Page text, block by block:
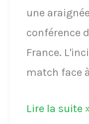
sélectionneur
de
l'équipe
de
le
une
conférence
France.
match face
Effrayé
Lire la suite